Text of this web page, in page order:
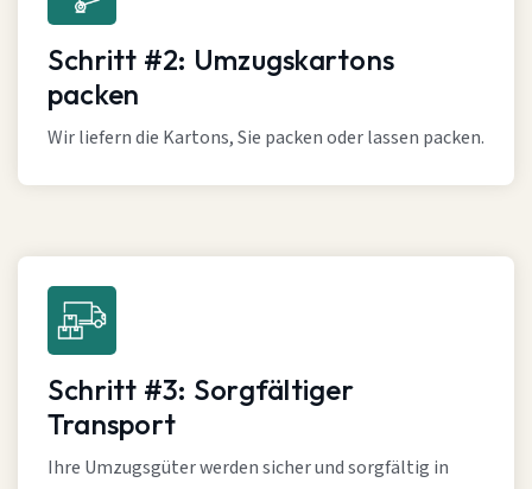
Schritt #2: Umzugskartons
packen
Wir liefern die Kartons, Sie packen oder lassen packen.
Schritt #3: Sorgfältiger
Transport
Ihre Umzugsgüter werden sicher und sorgfältig in